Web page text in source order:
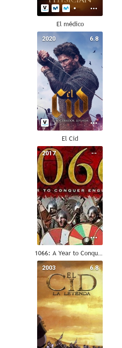
El médico
6.8
2020
El Cid
--
2017
1066: A Year to Conquer England
6.8
2003